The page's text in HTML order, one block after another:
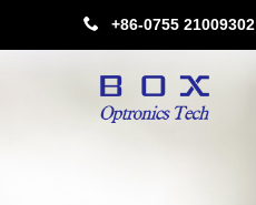
+86-0755 21009302